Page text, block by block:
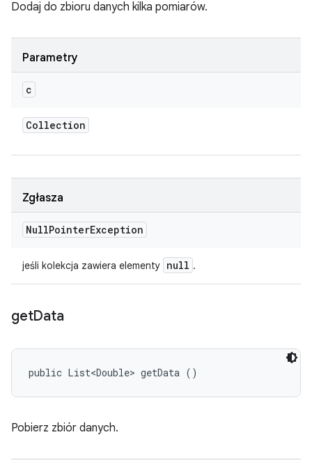
Dodaj do zbioru danych kilka pomiarów.
Parametry
c
Collection
Zgłasza
NullPointerException
jeśli kolekcja zawiera elementy null .
getData
public List<Double> getData ()
Pobierz zbiór danych.